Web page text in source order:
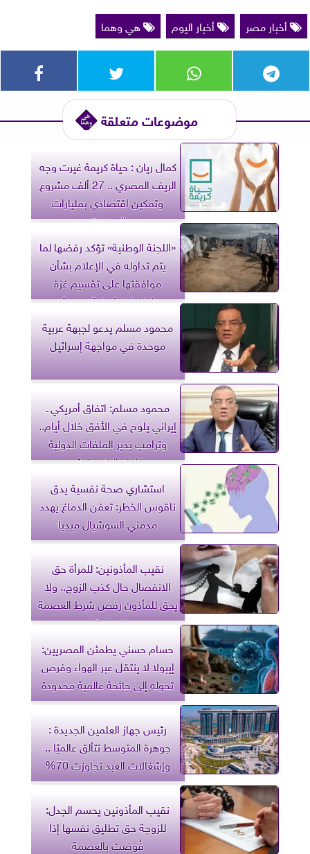
أخبار مصر
أخبار اليوم هي وهما
موضوعات متعلقة
كمال ريان : حياة كريمة غيرت وجه
الريف المصري .. 27 ألف مشروع
وتمكين اقتصادي بمليارات
الجنيهات
«اللجنة الوطنية» تؤكد رفضها لما
يتم تداوله في الإعلام بشأن
موافقتها على تقسيم غزة
لمناطق شرقية وغربية
محمود مسلم يدعو لجبهة عربية
موحدة في مواجهة إسرائيل
محمود مسلم: اتفاق أمريكي ـ
إيراني يلوح في الأفق خلال أيام..
وترامب يدير الملفات الدولية
بعقلية «البلايستيشن»
استشاري صحة نفسية يدق
ناقوس الخطر: تعفن الدماغ يهدد
مدمني السوشيال ميديا
نقيب المأذونين: للمرأة حق
الانفصال حال كذب الزوج.. ولا
يحق للمأذون رفض شرط العصمة
في العقد
حسام حسني يطمئن المصريين:
إيبولا لا ينتقل عبر الهواء وفرص
تحوله إلى جائحة عالمية محدودة
رئيس جهاز العلمين الجديدة :
جوهرة المتوسط تتألق عالميًا ..
وإشغالات العيد تجاوزت 70%
نقيب المأذونين يحسم الجدل:
للزوجة حق تطليق نفسها إذا
فُوضت بالعصمة